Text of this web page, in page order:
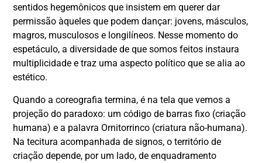
sentidos hegemônicos que insistem em querer dar
permissão àqueles que podem dançar: jovens, másculos,
magros, musculosos e longilíneos. Nesse momento do
espetáculo, a diversidade de que somos feitos instaura
multiplicidade e traz uma aspecto político que se alia ao
estético.
Quando a coreografia termina, é na tela que vemos a
projeção do paradoxo: um código de barras fixo (criação
humana) e a palavra Ornitorrinco (criatura não-humana).
Na tecitura acompanhada de signos, o território de
criação depende, por um lado, de enquadramento